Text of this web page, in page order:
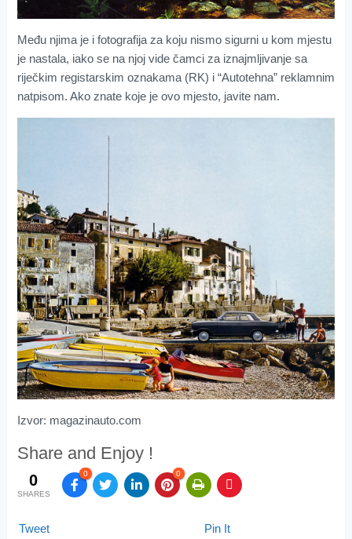
Među njima je i fotografija za koju nismo sigurni u kom mjestu
je nastala, iako se na njoj vide čamci za iznajmljivanje sa
riječkim registarskim oznakama (RK) i “Autotehna” reklamnim
natpisom. Ako znate koje je ovo mjesto, javite nam.
Izvor: magazinauto.com
Share and Enjoy !
0
SHARES
0 0
Tweet Pin It